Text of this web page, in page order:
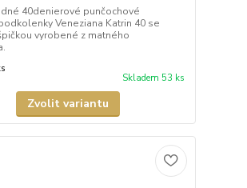
40denierové punčochové
Veneziana Katrin 40 se
vyrobené z matného
Skladem 53 ks
Zvolit variantu